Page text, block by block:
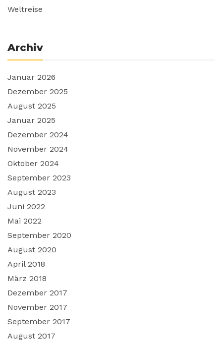
Weltreise
Archiv
Januar 2026
Dezember 2025
August 2025
Januar 2025
Dezember 2024
November 2024
Oktober 2024
September 2023
August 2023
Juni 2022
Mai 2022
September 2020
August 2020
April 2018
März 2018
Dezember 2017
November 2017
September 2017
August 2017